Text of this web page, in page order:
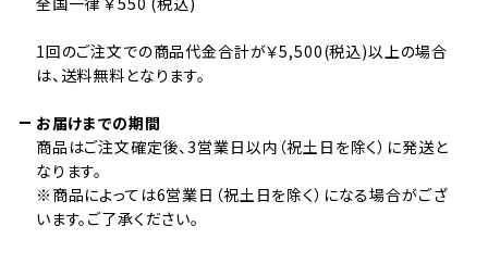
1回のご注文での商品代金合計が￥5,500(税込)以上の場合
は、送料無料となります。
お届けまでの期間
商品はご注文確定後、3営業日以内（祝土日を除く）に発送と
なります。
※商品によっては6営業日（祝土日を除く）になる場合がござ
います。ご了承ください。